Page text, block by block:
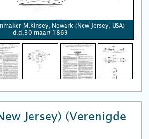
M.Kinsey, Newark (New Jersey, USA)
d.d.30 maart 1869
Jersey) (Verenigde